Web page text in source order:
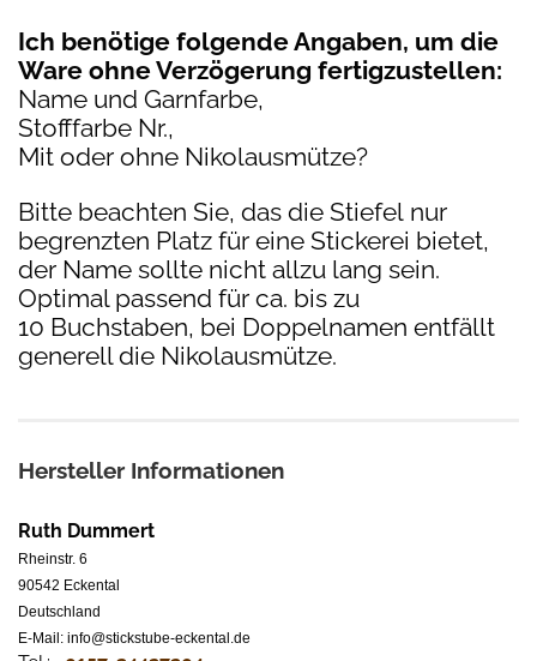
Ich benötige folgende Angaben, um die
Ware ohne Verzögerung fertigzustellen:
Name und Garnfarbe,
Stofffarbe Nr.,
Mit oder ohne Nikolausmütze?
Bitte beachten Sie, das die Stiefel nur
begrenzten Platz für eine Stickerei bietet,
der Name sollte nicht allzu lang sein.
Optimal passend für ca. bis zu
10 Buchstaben, bei Doppelnamen entfällt
generell die Nikolausmütze.
Hersteller Informationen
Ruth Dummert
Rheinstr. 6
90542 Eckental
Deutschland
E-Mail: info@stickstube-eckental.de